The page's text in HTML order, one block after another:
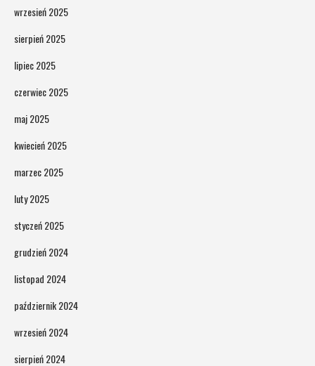
wrzesień 2025
sierpień 2025
lipiec 2025
czerwiec 2025
maj 2025
kwiecień 2025
marzec 2025
luty 2025
styczeń 2025
grudzień 2024
listopad 2024
październik 2024
wrzesień 2024
sierpień 2024